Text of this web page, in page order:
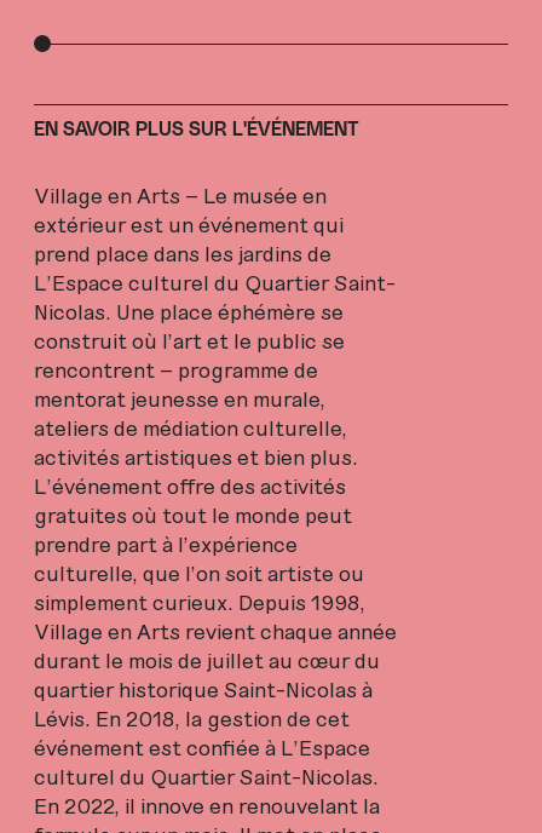
EN SAVOIR PLUS SUR L'ÉVÉNEMENT
Village en Arts – Le musée en
extérieur est un événement qui
prend place dans les jardins de
L’Espace culturel du Quartier Saint-
Nicolas. Une place éphémère se
construit où l’art et le public se
rencontrent – programme de
mentorat jeunesse en murale,
ateliers de médiation culturelle,
activités artistiques et bien plus.
L’événement offre des activités
gratuites où tout le monde peut
prendre part à l’expérience
culturelle, que l’on soit artiste ou
simplement curieux. Depuis 1998,
Village en Arts revient chaque année
durant le mois de juillet au cœur du
quartier historique Saint-Nicolas à
Lévis. En 2018, la gestion de cet
événement est confiée à L’Espace
culturel du Quartier Saint-Nicolas.
En 2022, il innove en renouvelant la